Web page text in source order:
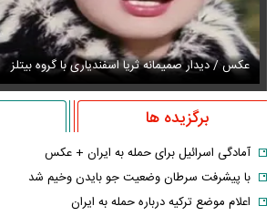
عکس / دیدار صمیمانه ثریا اسفندیاری با گروه بیتلز
برگزیده ها
آمادگی اسرائیل برای حمله به ایران + عکس
با پیشرفت سرطان وضعیت جو بایدن وخیم شد
اعلام موضع ترکیه درباره حمله به ایران